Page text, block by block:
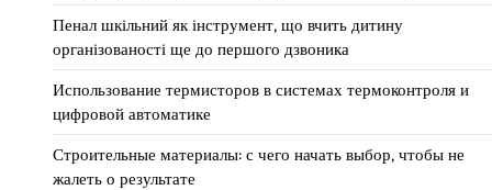
Пенал шкільний як інструмент, що вчить дитину
організованості ще до першого дзвоника
Использование термисторов в системах термоконтроля и
цифровой автоматике
Строительные материалы: с чего начать выбор, чтобы не
жалеть о результате